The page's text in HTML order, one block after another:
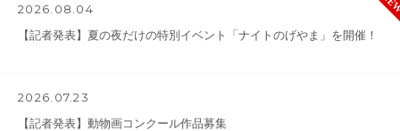
2026.08.04
【記者発表】夏の夜だけの特別イベント「ナイトのげやま」を開催！
2026.07.23
【記者発表】動物画コンクール作品募集